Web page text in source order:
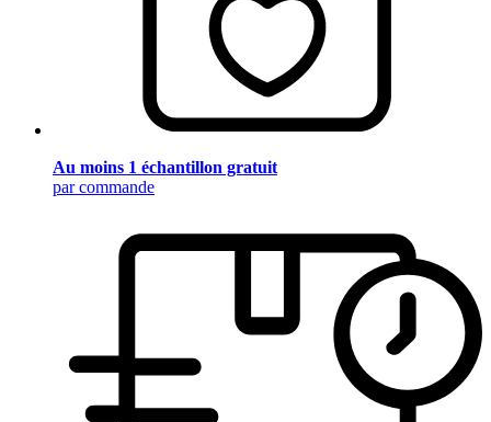
Au moins 1 échantillon gratuit
par commande